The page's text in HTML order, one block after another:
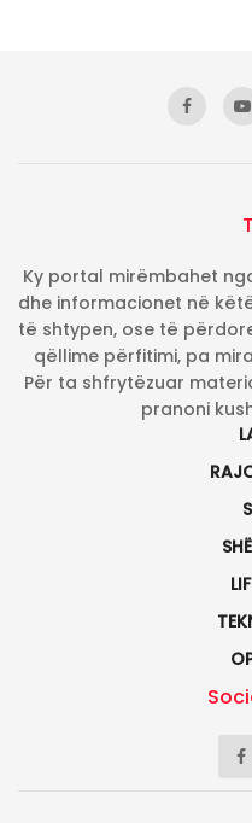
Ky portal mirëmbahet
dhe informacionet në
të shtypen, ose të
qëllime përfitimi, pa
Për ta shfrytëzuar
pranoni